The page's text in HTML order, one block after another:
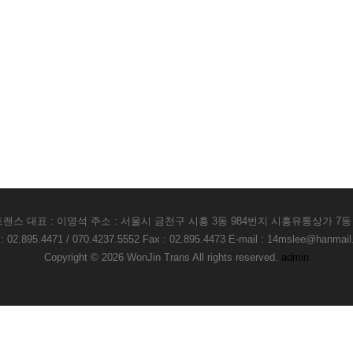
랜스 대표 : 이명석 주소 : 서울시 금천구 시흥 3동 984번지 시흥유통상가 7동
02.895.4471 / 070.4237.5552 Fax : 02.895.4473 E-mail :
Copyright © 2026 WonJin Trans All rights reserved. admin